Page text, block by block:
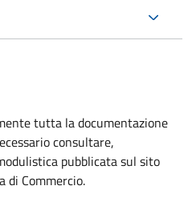
tutta la documentazione
consultare,
pubblicata sul sito
di Commercio.